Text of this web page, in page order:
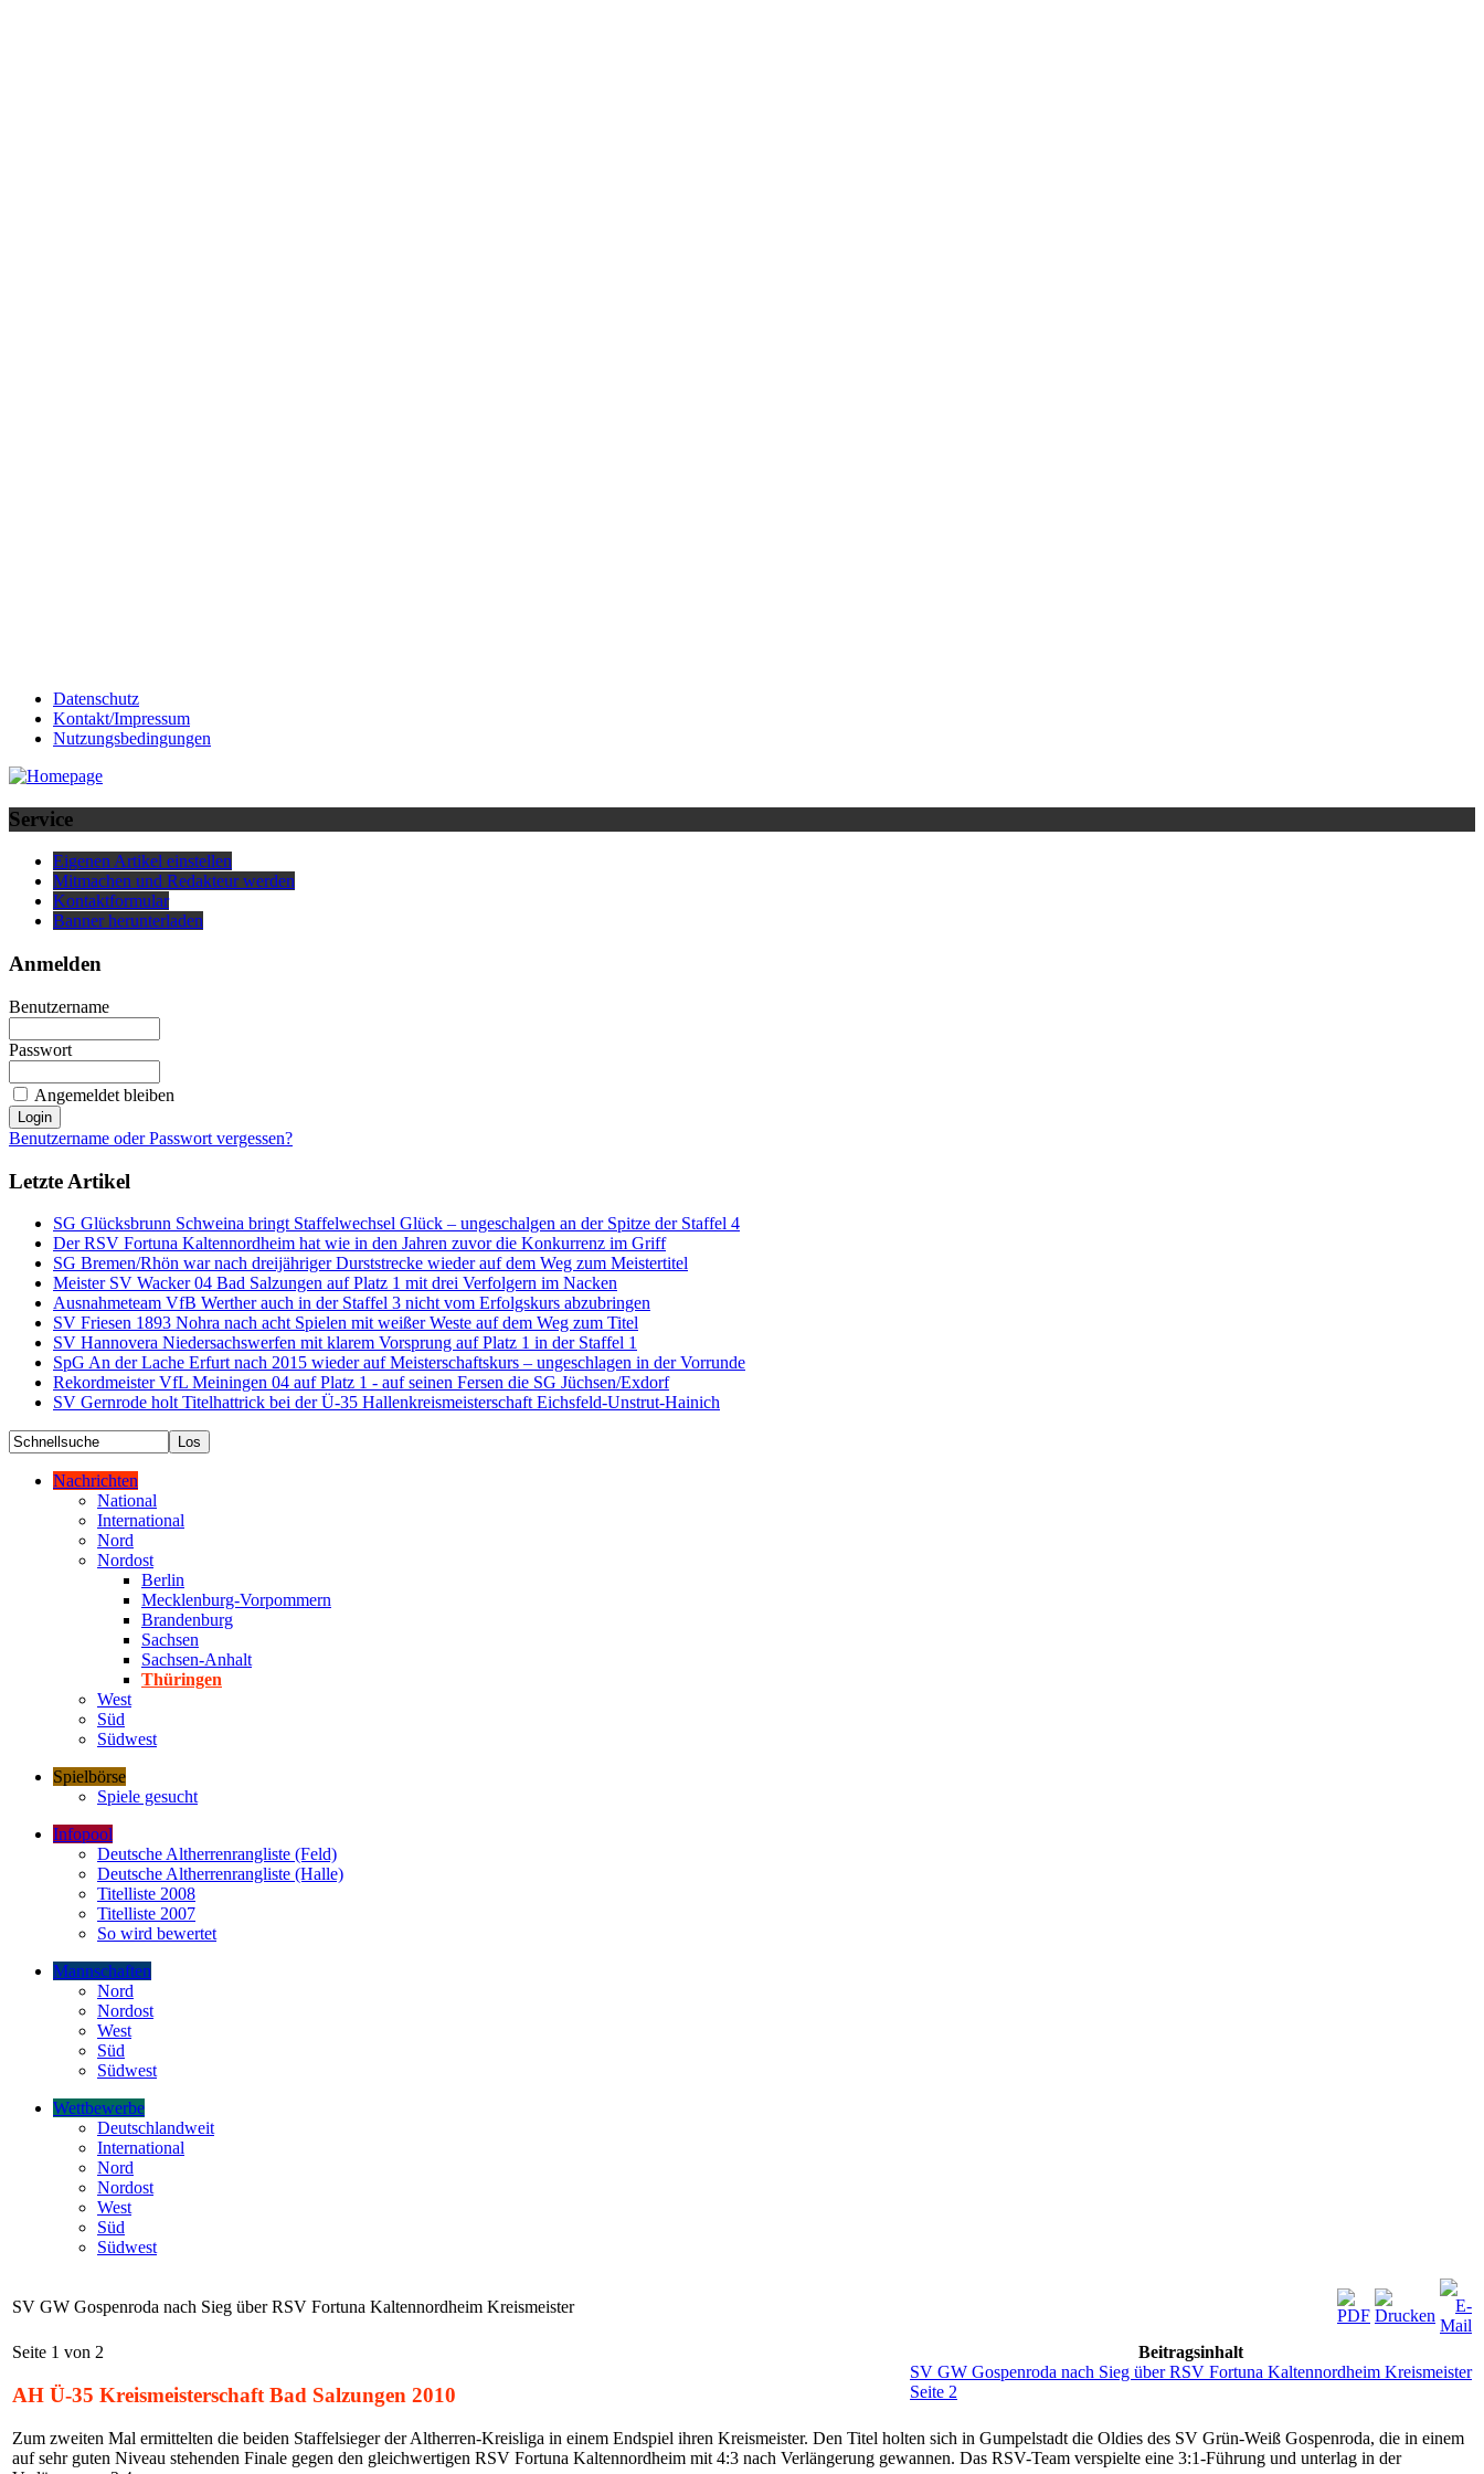
Datenschutz
Kontakt/Impressum
Nutzungsbedingungen
Service
Eigenen Artikel einstellen
Mitmachen und Redakteur werden
Kontaktformular
Banner herunterladen
Anmelden
Benutzername
Passwort
Angemeldet bleiben
Benutzername oder Passwort vergessen?
Letzte Artikel
SG Glücksbrunn Schweina bringt Staffelwechsel Glück – ungeschalgen an der Spitze der Staffel 4
Der RSV Fortuna Kaltennordheim hat wie in den Jahren zuvor die Konkurrenz im Griff
SG Bremen/Rhön war nach dreijähriger Durststrecke wieder auf dem Weg zum Meistertitel
Meister SV Wacker 04 Bad Salzungen auf Platz 1 mit drei Verfolgern im Nacken
Ausnahmeteam VfB Werther auch in der Staffel 3 nicht vom Erfolgskurs abzubringen
SV Friesen 1893 Nohra nach acht Spielen mit weißer Weste auf dem Weg zum Titel
SV Hannovera Niedersachswerfen mit klarem Vorsprung auf Platz 1 in der Staffel 1
SpG An der Lache Erfurt nach 2015 wieder auf Meisterschaftskurs – ungeschlagen in der Vorrunde
Rekordmeister VfL Meiningen 04 auf Platz 1 - auf seinen Fersen die SG Jüchsen/Exdorf
SV Gernrode holt Titelhattrick bei der Ü-35 Hallenkreismeisterschaft Eichsfeld-Unstrut-Hainich
Nachrichten
National
International
Nord
Nordost
Berlin
Mecklenburg-Vorpommern
Brandenburg
Sachsen
Sachsen-Anhalt
Thüringen
West
Süd
Südwest
Spielbörse
Spiele gesucht
Infopool
Deutsche Altherrenrangliste (Feld)
Deutsche Altherrenrangliste (Halle)
Titelliste 2008
Titelliste 2007
So wird bewertet
Mannschaften
Nord
Nordost
West
Süd
Südwest
Wettbewerbe
Deutschlandweit
International
Nord
Nordost
West
Süd
Südwest
SV GW Gospenroda nach Sieg über RSV Fortuna Kaltennordheim Kreismeister
Beitragsinhalt
SV GW Gospenroda nach Sieg über RSV Fortuna Kaltennordheim Kreismeister
Seite 2
Seite 1 von 2
AH Ü-35 Kreismeisterschaft Bad Salzungen 2010
Zum zweiten Mal ermittelten die beiden Staffelsieger der Altherren-Kreisliga in einem Endspiel ihren Kreismeister. Den Titel holten sich in Gumpelstadt die Oldies des SV Grün-Weiß Gospenroda, die in einem
auf sehr guten Niveau stehenden Finale gegen den gleichwertigen RSV Fortuna Kaltennordheim mit 4:3 nach Verlängerung gewannen. Das RSV-Team verspielte eine 3:1-Führung und unterlag in der